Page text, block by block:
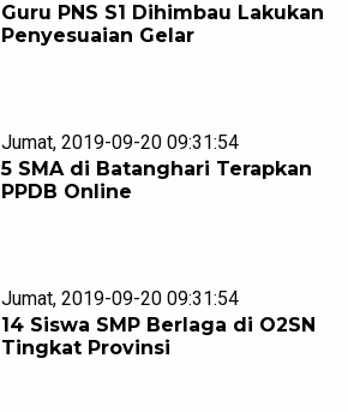
Guru PNS S1 Dihimbau Lakukan
Penyesuaian Gelar
Jumat, 2019-09-20 09:31:54
5 SMA di Batanghari Terapkan
PPDB Online
Jumat, 2019-09-20 09:31:54
14 Siswa SMP Berlaga di O2SN
Tingkat Provinsi